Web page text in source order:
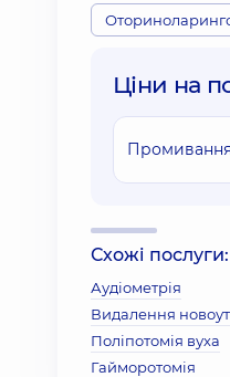
Ціни на
Промивання
Схожі послуги:
Аудіометрія
Видалення
Поліпотомія вуха
Гайморотомія